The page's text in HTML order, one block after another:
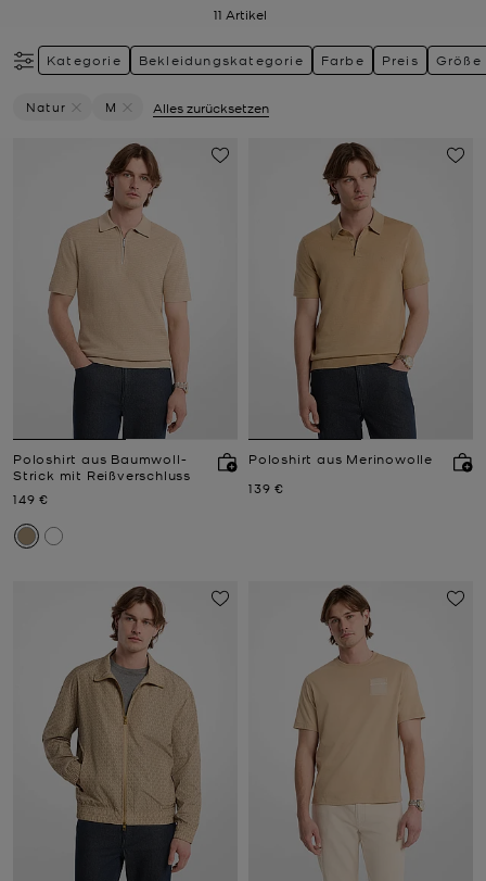
11 Artikel
Kategorie Bekleidungskategorie Farbe Preis Größe
Natur
M
Alles zurücksetzen
Poloshirt aus Baumwoll-
Strick mit Reißverschluss
Jetzt
149 €
Poloshirt aus Merinowolle
Jetzt
139 €